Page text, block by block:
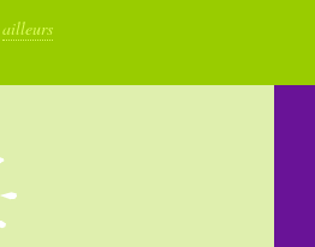
ailleurs